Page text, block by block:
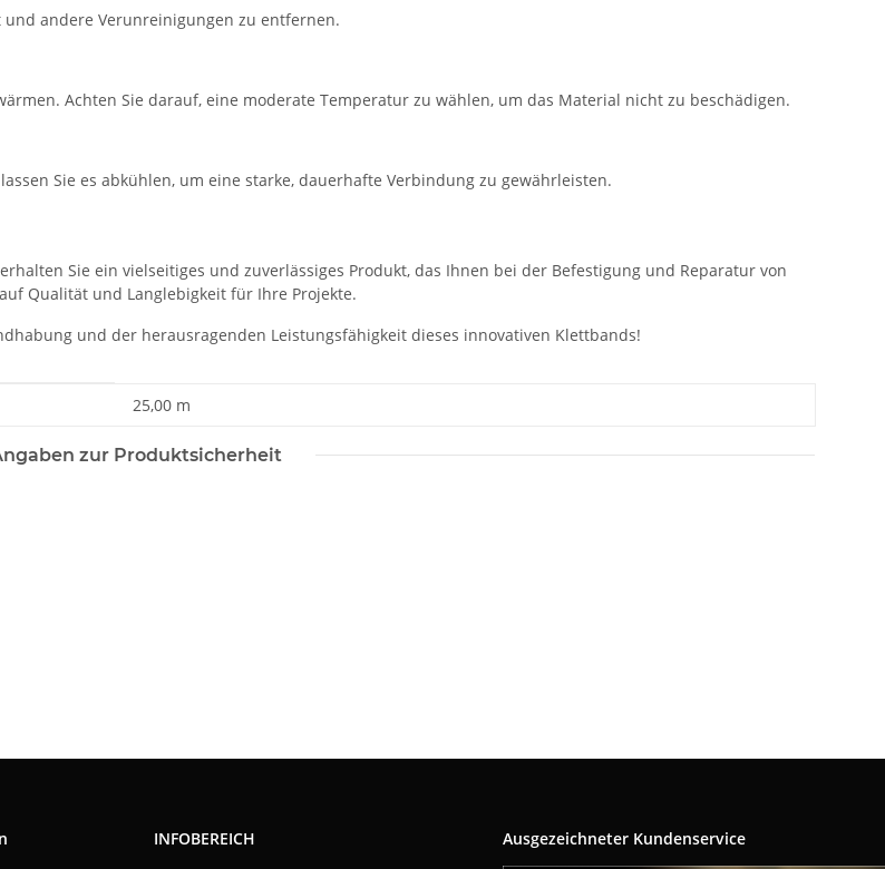
andere Verunreinigungen zu entfernen.
Achten Sie darauf, eine moderate Temperatur zu wählen, um das Material nicht zu beschädigen.
Sie es abkühlen, um eine starke, dauerhafte Verbindung zu gewährleisten.
Sie ein vielseitiges und zuverlässiges Produkt, das Ihnen bei der Befestigung und Reparatur von
Qualität und Langlebigkeit für Ihre Projekte.
und der herausragenden Leistungsfähigkeit dieses innovativen Klettbands!
25,00 m
zur Produktsicherheit
INFOBEREICH Ausgezeichneter Kundenservice